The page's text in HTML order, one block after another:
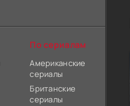
По сериалам
Американские
сериалы
Британские
сериалы